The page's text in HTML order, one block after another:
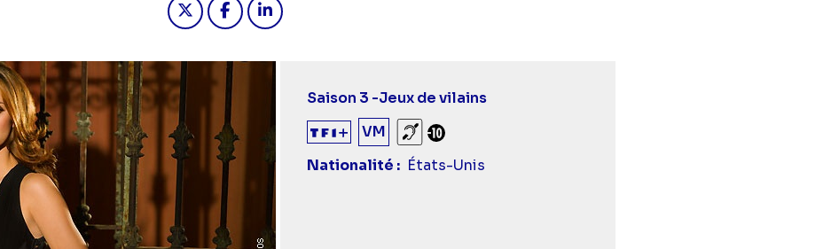
Saison 3 -Jeux de vilains
VM
Sourds et malentendants
Déconseillé aux -10 ans
Nationalité
États-Unis